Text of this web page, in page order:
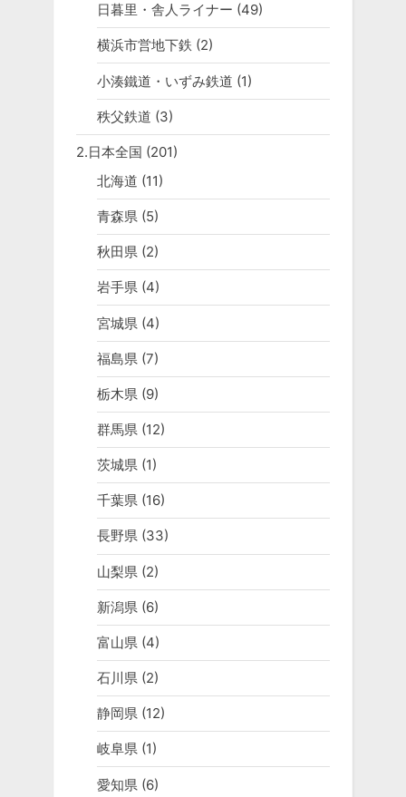
日暮里・舎人ライナー (49)
横浜市営地下鉄 (2)
小湊鐵道・いずみ鉄道 (1)
秩父鉄道 (3)
2.日本全国 (201)
北海道 (11)
青森県(5)
秋田県(2)
岩手県(4)
宮城県 (4)
福島県 (7)
栃木県(9)
群馬県(12)
茨城県(1)
千葉県(16)
長野県(33)
山梨県 (2)
新潟県 (6)
富山県(4)
石川県(2)
静岡県(12)
岐阜県(1)
愛知県 (6)